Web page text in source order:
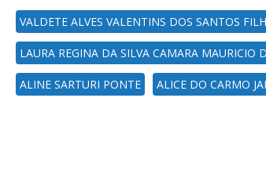
VALDETE ALVES VALENTINS DOS SANTOS
LAURA REGINA DA SILVA CAMARA MAURICIO
ALINE SARTURI PONTE ALICE DO CARMO